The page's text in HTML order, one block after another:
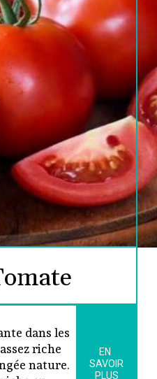
dans les
riche
nature.
EN
SAVOIR
PLUS